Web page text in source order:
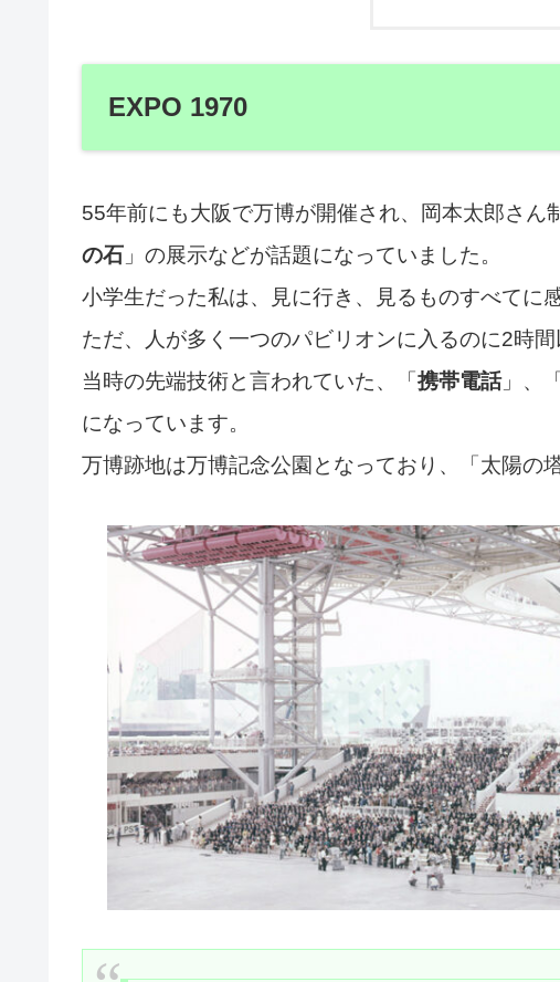
EXPO 1970
55年前にも大阪で万博が開催され、岡本太郎さん
の石 」の展示などが話題になっていました。
小学生だった私は、見に行き、見るものすべてに
ただ、人が多く一つのパビリオンに入るのに2時間
当時の先端技術と言われていた、「 携帯電話」、「
になっています。
万博跡地は万博記念公園となっており、「太陽の